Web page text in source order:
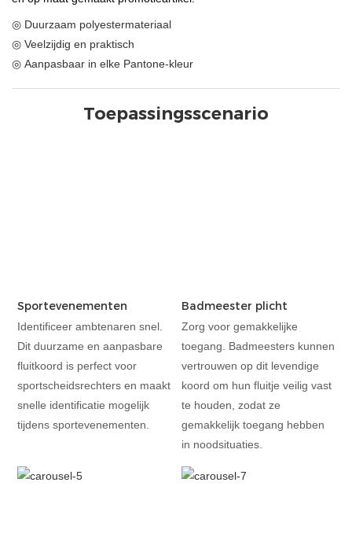
◎ Duurzaam polyestermateriaal
◎ Veelzijdig en praktisch
◎ Aanpasbaar in elke Pantone-kleur
Toepassingsscenario
Sportevenementen
Identificeer ambtenaren snel.
Dit duurzame en aanpasbare
fluitkoord is perfect voor
sportscheidsrechters en maakt
snelle identificatie mogelijk
tijdens sportevenementen.
Badmeester plicht
Zorg voor gemakkelijke
toegang. Badmeesters kunnen
vertrouwen op dit levendige
koord om hun fluitje veilig vast
te houden, zodat ze
gemakkelijk toegang hebben
in noodsituaties.